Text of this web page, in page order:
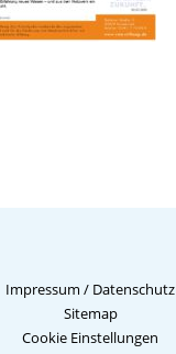
Impressum / Datenschutz
Sitemap
Cookie Einstellungen